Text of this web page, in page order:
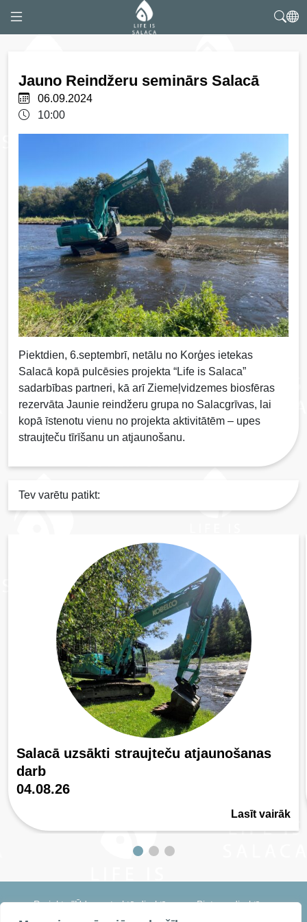
Jauno Reindžeru seminārs Salacā
06.09.2024
10:00
Piektdien, 6.septembrī, netālu no Korģes ietekas
Salacā kopā pulcēsies projekta “Life is Salaca”
sadarbības partneri, kā arī Ziemeļvidzemes biosfēras
rezervāta Jaunie reindžeru grupa no Salacgrīvas, lai
kopā īstenotu vienu no projekta aktivitātēm – upes
straujteču tīrīšanu un atjaunošanu.
Tev varētu patikt:
Salacā uzsākti straujteču atjaunošanas
darb
04.08.26
Lasīt vairāk
Projekts "Ūdens struktūrdirektīvas un Biotopu direktīvas